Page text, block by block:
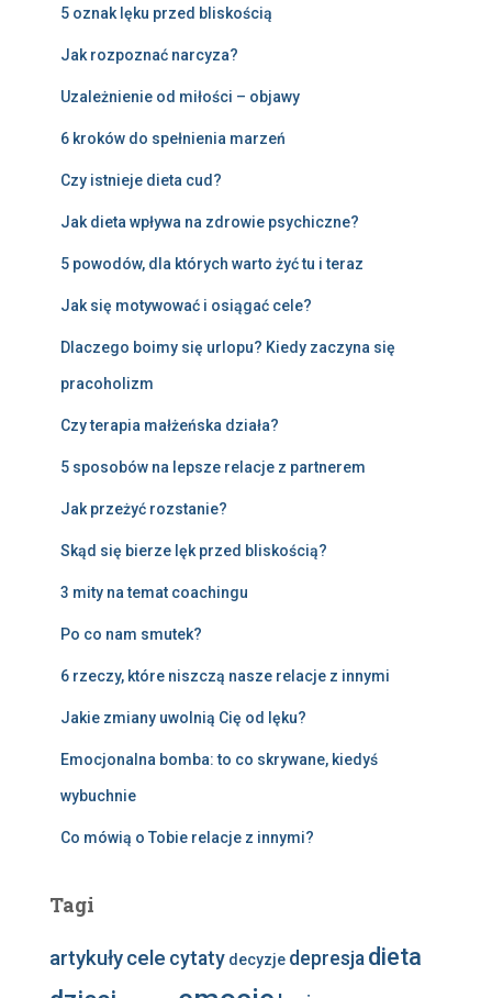
5 oznak lęku przed bliskością
Jak rozpoznać narcyza?
Uzależnienie od miłości – objawy
6 kroków do spełnienia marzeń
Czy istnieje dieta cud?
Jak dieta wpływa na zdrowie psychiczne?
5 powodów, dla których warto żyć tu i teraz
Jak się motywować i osiągać cele?
Dlaczego boimy się urlopu? Kiedy zaczyna się
pracoholizm
Czy terapia małżeńska działa?
5 sposobów na lepsze relacje z partnerem
Jak przeżyć rozstanie?
Skąd się bierze lęk przed bliskością?
3 mity na temat coachingu
Po co nam smutek?
6 rzeczy, które niszczą nasze relacje z innymi
Jakie zmiany uwolnią Cię od lęku?
Emocjonalna bomba: to co skrywane, kiedyś
wybuchnie
Co mówią o Tobie relacje z innymi?
Tagi
artykułycele cytaty decyzje depresja dieta